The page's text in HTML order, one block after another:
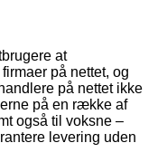
at
på nettet, og
på nettet ikke
på en række af
også til voksne –
levering uden